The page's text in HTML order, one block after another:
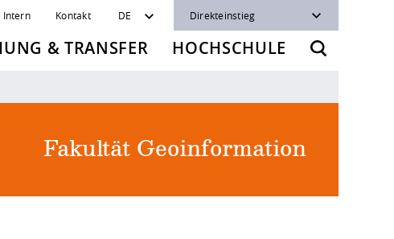
Intern Kontakt DE Direkteinstieg
& TRANSFER HOCHSCHULE
Fakultät Geoinformation